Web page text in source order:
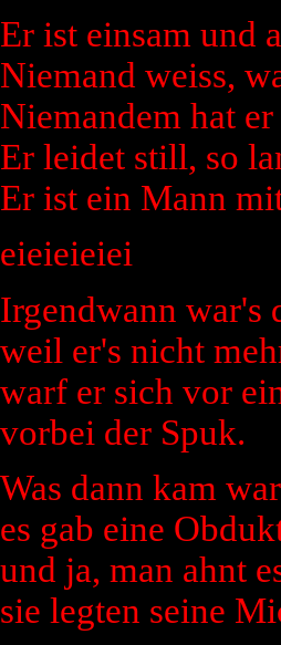
Er ist einsam und
Niemand weiss,
Niemandem hat
Er leidet still, so
Er ist ein Mann
eieieieiei
Irgendwann war's
weil er's nicht
warf er sich vor
vorbei der Spuk.
Was dann kam
es gab eine
und ja, man ahnt
sie legten seine